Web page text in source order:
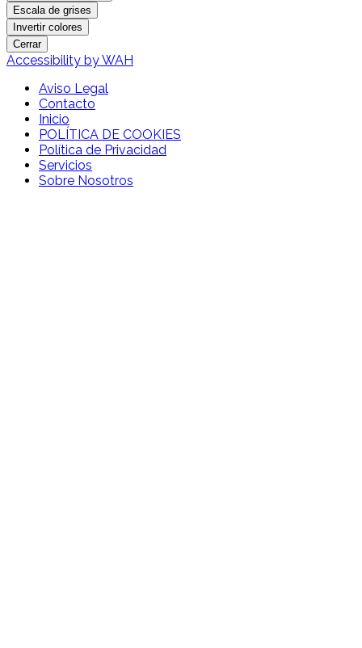
Escala de grises
Invertir colores
Cerrar
Accessibility by WAH
Aviso Legal
Contacto
Inicio
POLÍTICA DE COOKIES
Política de Privacidad
Servicios
Sobre Nosotros